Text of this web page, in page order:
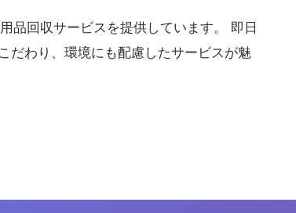
品回収サービスを提供しています。 即日
だわり、環境にも配慮したサービスが魅